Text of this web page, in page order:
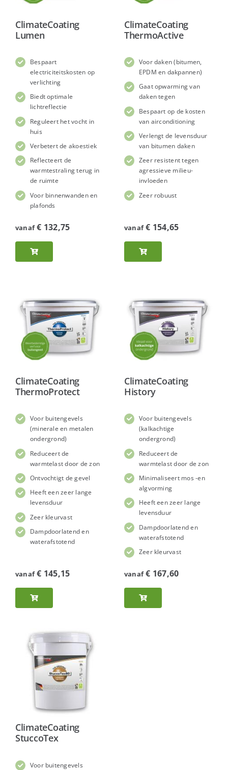
ClimateCoating
Lumen
Bespaart
electriciteitskosten op
verlichting
Biedt optimale
lichtreflectie
Reguleert het vocht in
huis
Verbetert de akoestiek
Reflecteert de
warmtestraling terug in
de ruimte
Voor binnenwanden en
plafonds
vanaf € 132,75
ClimateCoating
ThermoActive
Voor daken (bitumen,
EPDM en dakpannen)
Gaat opwarming van
daken tegen
Bespaart op de kosten
van airconditioning
Verlengt de levensduur
van bitumen daken
Zeer resistent tegen
agressieve milieu-
invloeden
Zeer robuust
vanaf € 154,65
ClimateCoating
ThermoProtect
Voor buitengevels
(minerale en metalen
ondergrond)
Reduceert de
warmtelast door de zon
Ontvochtigt de gevel
Heeft een zeer lange
levensduur
Zeer kleurvast
Dampdoorlatend en
waterafstotend
vanaf € 145,15
ClimateCoating
History
Voor buitengevels
(kalkachtige
ondergrond)
Reduceert de
warmtelast door de zon
Minimaliseert mos -en
algvorming
Heeft een zeer lange
levensduur
Dampdoorlatend en
waterafstotend
Zeer kleurvast
vanaf € 167,60
ClimateCoating
StuccoTex
Voor buitengevels